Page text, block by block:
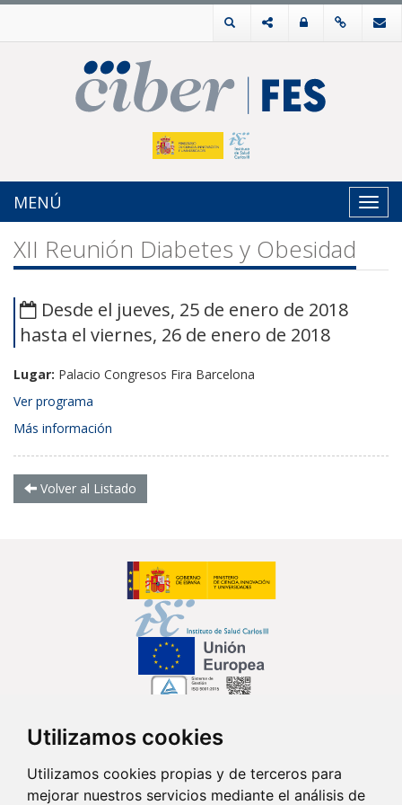
Utilizamos cookies
Utilizamos cookies propias y de terceros para
mejorar nuestros servicios mediante el análisis de
MENÚ
XII Reunión Diabetes y Obesidad
Desde el jueves, 25 de enero de 2018
hasta el viernes, 26 de enero de 2018
Lugar: Palacio Congresos Fira Barcelona
Ver programa
Más información
Volver al Listado
Síguenos en...